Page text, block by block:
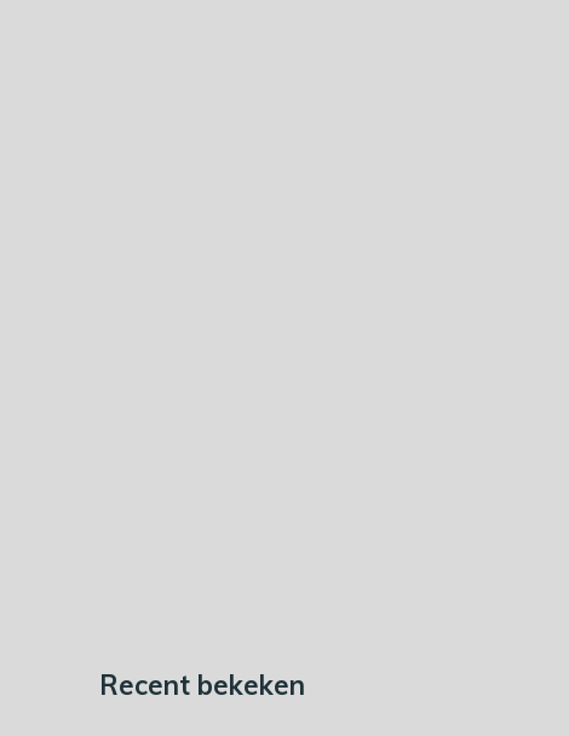
Recent bekeken